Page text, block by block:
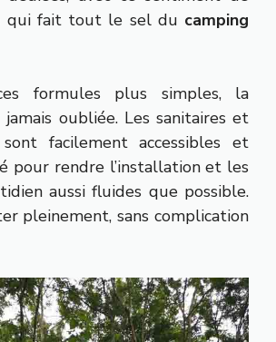
qui fait tout le sel du camping
formules plus simples, la
jamais oubliée. Les sanitaires et
sont facilement accessibles et
pour rendre l’installation et les
aussi fluides que possible.
pleinement, sans complication